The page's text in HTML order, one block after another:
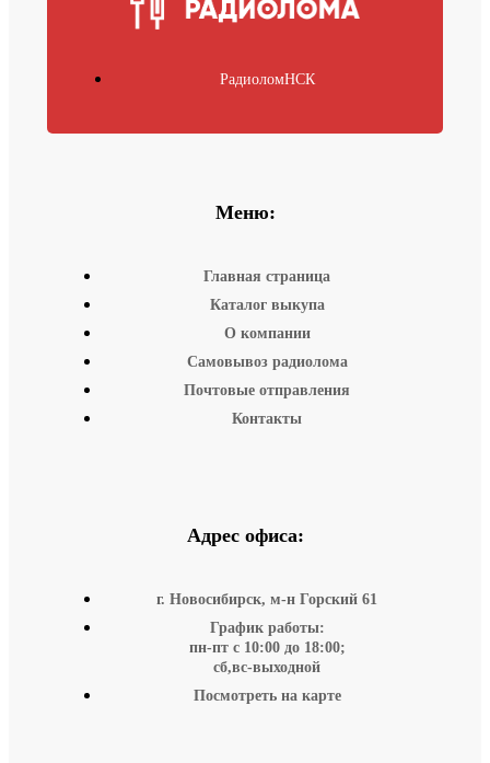
РадиоломНСК
Меню:
Главная страница
Каталог выкупа
О компании
Самовывоз радиолома
Почтовые отправления
Контакты
Адрес офиса:
г. Новосибирск, м-н Горский 61
График работы:
пн-пт с 10:00 до 18:00;
сб,вс-выходной
Посмотреть на карте